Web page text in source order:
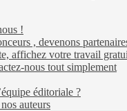
!
, devenons
affichez votre travail
nous tout simplement
éditoriale ?
auteurs